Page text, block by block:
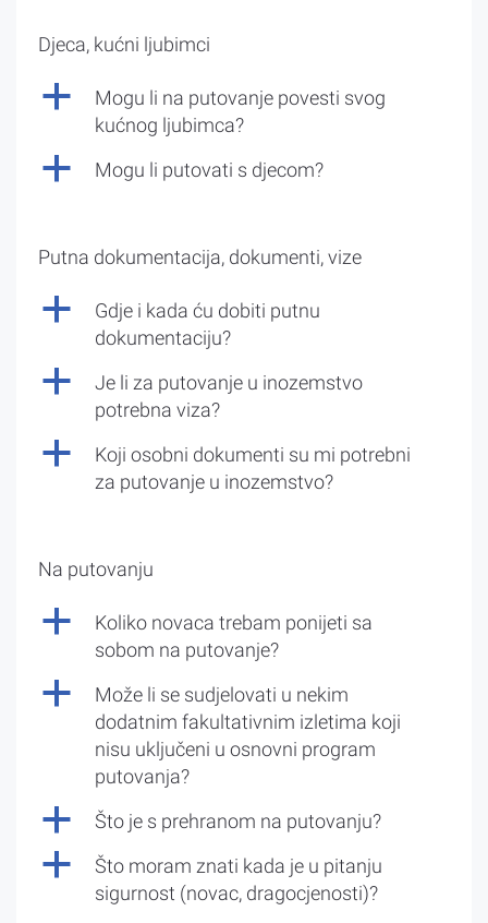
Djeca, kućni ljubimci
a
Mogu li na putovanje povesti svog
kućnog ljubimca?
a Mogu li putovati s djecom?
Putna dokumentacija, dokumenti, vize
a
Gdje i kada ću dobiti putnu
dokumentaciju?
a
Je li za putovanje u inozemstvo
potrebna viza?
a
Koji osobni dokumenti su mi potrebni
za putovanje u inozemstvo?
Na putovanju
a
Koliko novaca trebam ponijeti sa
sobom na putovanje?
a
Može li se sudjelovati u nekim
dodatnim fakultativnim izletima koji
nisu uključeni u osnovni program
putovanja?
a Što je s prehranom na putovanju?
a
Što moram znati kada je u pitanju
sigurnost (novac, dragocjenosti)?